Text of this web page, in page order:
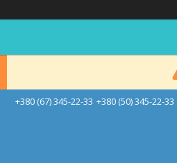
+380 (67) 345-22-33 +380 (50) 345-22-33